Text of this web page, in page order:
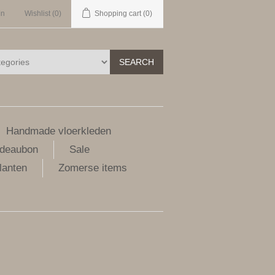
Wishlist (0) Shopping cart (0)
SEARCH
Handmade vloerkleden
Sale
Zomerse items